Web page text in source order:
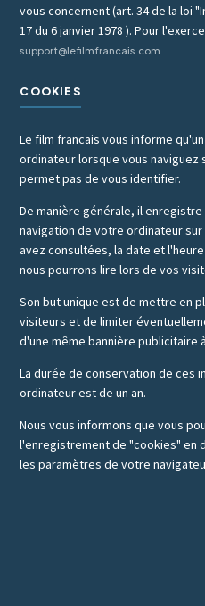
vous concernent (art. 34 de la loi
17 du 6 janvier 1978 ). Pour
support@lefilmfrancais.com
COOKIES
Le film francais vous informe
ordinateur lorsque vous naviguez
permet pas de vous identifier.
De manière générale, il
navigation de votre ordinateur
avez consultées, la date et
nous pourrons lire lors de vos
Son but unique est de mettre en
visiteurs et de limiter
d'une même bannière publicitaire
La durée de conservation de ces
ordinateur est de un an.
Nous vous informons que vous
l'enregistrement de "cookies" en
les paramètres de votre